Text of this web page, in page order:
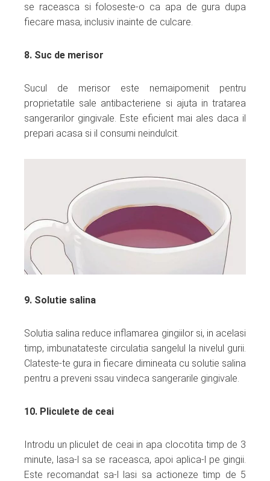
se raceasca si foloseste-o ca apa de gura dupa
fiecare masa, inclusiv inainte de culcare.
8. Suc de merisor
Sucul de merisor este nemaipomenit pentru
proprietatile sale antibacteriene si ajuta in tratarea
sangerarilor gingivale. Este eficient mai ales daca il
prepari acasa si il consumi neindulcit.
9. Solutie salina
Solutia salina reduce inflamarea gingiilor si, in acelasi
timp, imbunatateste circulatia sangelul la nivelul gurii.
Clateste-te gura in fiecare dimineata cu solutie salina
pentru a preveni ssau vindeca sangerarile gingivale.
10. Pliculete de ceai
Introdu un pliculet de ceai in apa clocotita timp de 3
minute, lasa-l sa se raceasca, apoi aplica-l pe gingii.
Este recomandat sa-l lasi sa actioneze timp de 5